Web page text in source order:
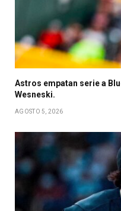
Astros empatan serie a
Wesneski.
AGOSTO 5, 2026